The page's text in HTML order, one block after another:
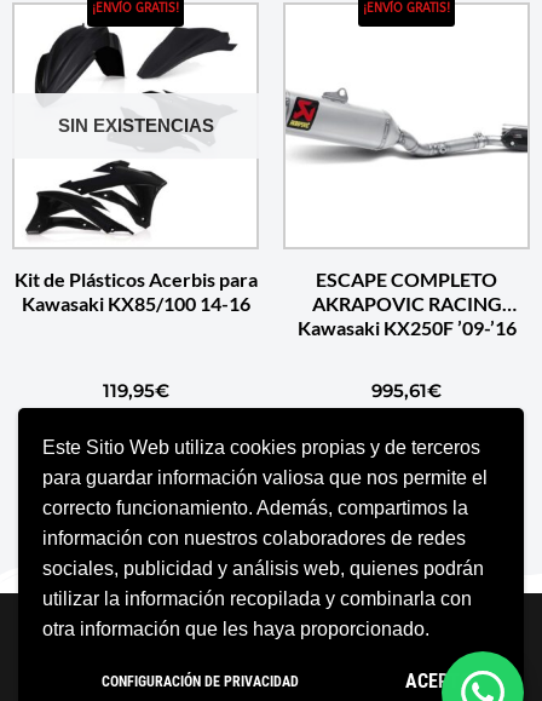
Este Sitio Web utiliza cookies propias y de terceros
para guardar información valiosa que nos permite el
correcto funcionamiento. Además, compartimos la
información con nuestros colaboradores de redes
sociales, publicidad y análisis web, quienes podrán
utilizar la información recopilada y combinarla con
otra información que les haya proporcionado.
CONFIGURACIÓN DE PRIVACIDAD ACEPTO
SIN EXISTENCIAS
¡ENVÍO GRATIS!
Kit de Plásticos Acerbis para
Kawasaki KX85/100 14-16
119,95€
SELECCIONAR OPCIONES
¡ENVÍO GRATIS!
ESCAPE COMPLETO
AKRAPOVIC RACING
Kawasaki KX250F ’09-’16
995,61€
AÑADIR AL CARRITO
Neve | Funciona gracias a WordPress
Condiciones Generales